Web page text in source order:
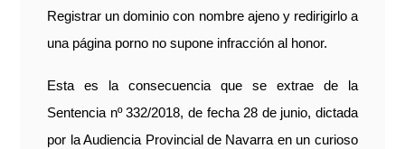
Registrar un dominio con nombre ajeno y redirigirlo a
una página porno no supone infracción al honor.
Esta es la consecuencia que se extrae de la
Sentencia nº 332/2018, de fecha 28 de junio, dictada
por la Audiencia Provincial de Navarra en un curioso